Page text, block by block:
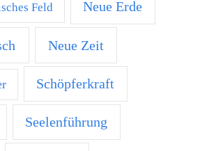
Feld Neue Erde
Neue Zeit
Schöpferkraft
Seelenführung